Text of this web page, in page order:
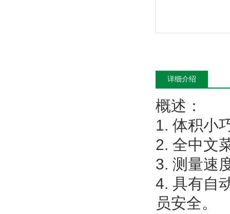
详细介绍
概述：
1. 体积小
2. 全中文
3. 测量速
4. 具有自
员安全。